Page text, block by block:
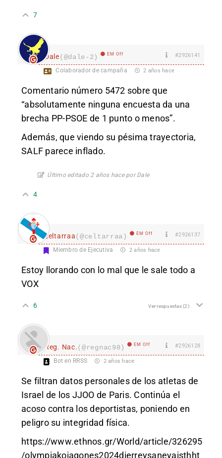
7
Dale(@dale-2) EM Off #2926141
Colaborador de campaña 2 años hace
Comentario número 5472 sobre que
“absolutamente ninguna encuesta da una
brecha PP-PSOE de 1 punto o menos”.
Además, que viendo su pésima trayectoria,
SALF parece inflado.
Último editado 2 años hace por Dale
4
celtarraa(@celtarraa) EM Off #2926137
Miembro de Ejecutiva 2 años hace
Estoy llorando con lo mal que le sale todo a
VOX
6 Ver respuestas(2)
Reg. Nac.(@regnac98) EM Off #2926128
Bot en RRSS 2 años hace
Se filtran datos personales de los atletas de
Israel de los JJOO de Paris. Continúa el
acoso contra los deportistas, poniendo en
peligro su integridad física.
https://www.ethnos.gr/World/article/326295
/olympiakoiagones2024dierreysaneyaisthht